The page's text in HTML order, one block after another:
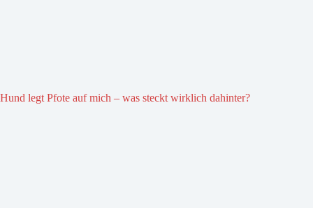
Hund legt Pfote auf mich – was steckt wirklich dahinter?